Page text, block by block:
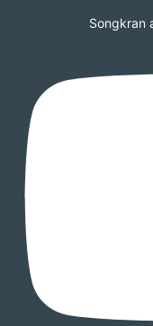
Songkran